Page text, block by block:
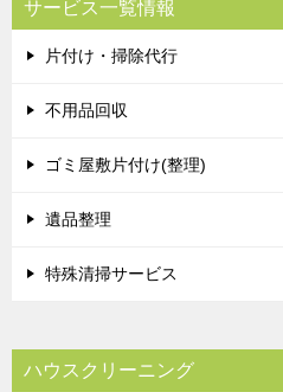
サービス一覧情報
片付け・掃除代行
不用品回収
ゴミ屋敷片付け(整理)
遺品整理
特殊清掃サービス
ハウスクリーニング